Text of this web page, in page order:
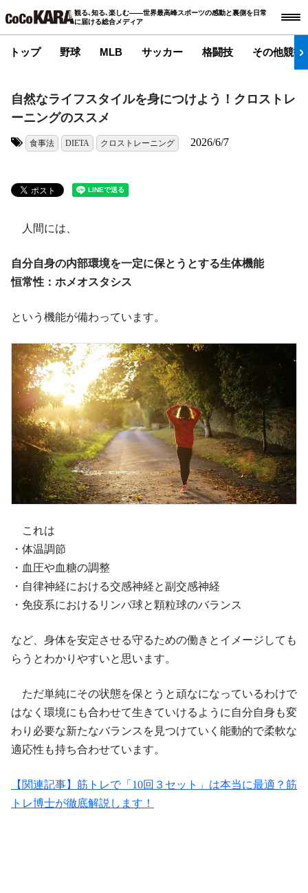
観る､知る､楽しむ――世界最高峰スポーツの感動と裏側を日常
に届ける総合メディア
トップ 野球 MLB サッカー 格闘技 その他競技
自然なライフスタイルを身につけよう！クロストレ
ーニングのススメ
食事法 DIETA クロストレーニング 2026/6/7
人間には、
自分自身の内部環境を一定に保とうとする生体機能
恒常性：ホメオスタシス
という機能が備わっています。
これは
・体温調節
・血圧や血糖の調整
・自律神経における交感神経と副交感神経
・免疫系におけるリンパ球と顆粒球のバランス
など、身体を安定させる守るための働きとイメージしても
らうとわかりやすいと思います。
ただ単純にその状態を保とうと頑なになっているわけで
はなく環境にも合わせて生きていけるように自分自身も変
わり必要な新たなバランスを見つけていく能動的で柔軟な
適応性も持ち合わせています。
【関連記事】筋トレで「10回３セット」は本当に最適？筋
トレ博士が徹底解説します！